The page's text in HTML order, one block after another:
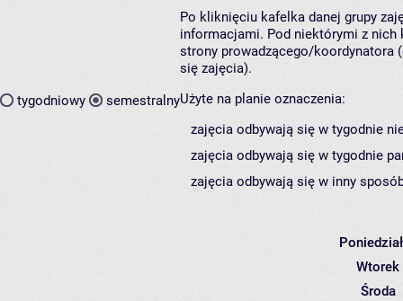
tygodniowy semestralny
Po kliknięciu kafelka danej grupy
informacjami. Pod niektórymi z nich
strony prowadzącego/koordynatora
się zajęcia).
Użyte na planie oznaczenia:
zajęcia odbywają się w tygodnie
zajęcia odbywają się w tygodnie
zajęcia odbywają się w inny
Wtorek
Środa